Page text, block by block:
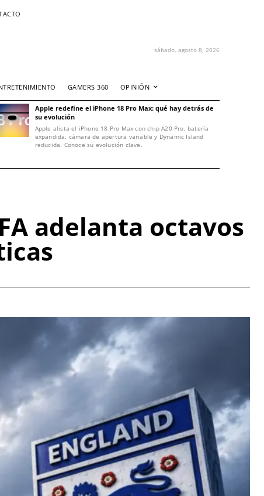
sábado, agosto 8, 2026
GAMERS 360 OPINIÓN
Apple redefine el iPhone 18 Pro Max: qué hay detrás de
su evolución
Apple alista el iPhone 18 Pro Max con chip A20 Pro, batería
expandida, cámara de apertura variable y Dynamic Island
reducida. Conoce su evolución clave.
adelanta octavos